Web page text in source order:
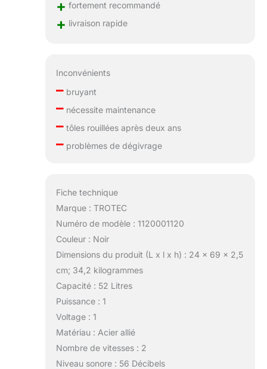
+ fortement recommandé
+ livraison rapide
Inconvénients
–bruyant
–nécessite maintenance
–tôles rouillées après deux ans
–problèmes de dégivrage
Fiche technique
Marque : TROTEC
Numéro de modèle : 1120001120
Couleur : Noir
Dimensions du produit (L x l x h) : 24 x 69 x 2,5
cm; 34,2 kilogrammes
Capacité : 52 Litres
Puissance : 1
Voltage : 1
Matériau : Acier allié
Nombre de vitesses : 2
Niveau sonore : 56 Décibels